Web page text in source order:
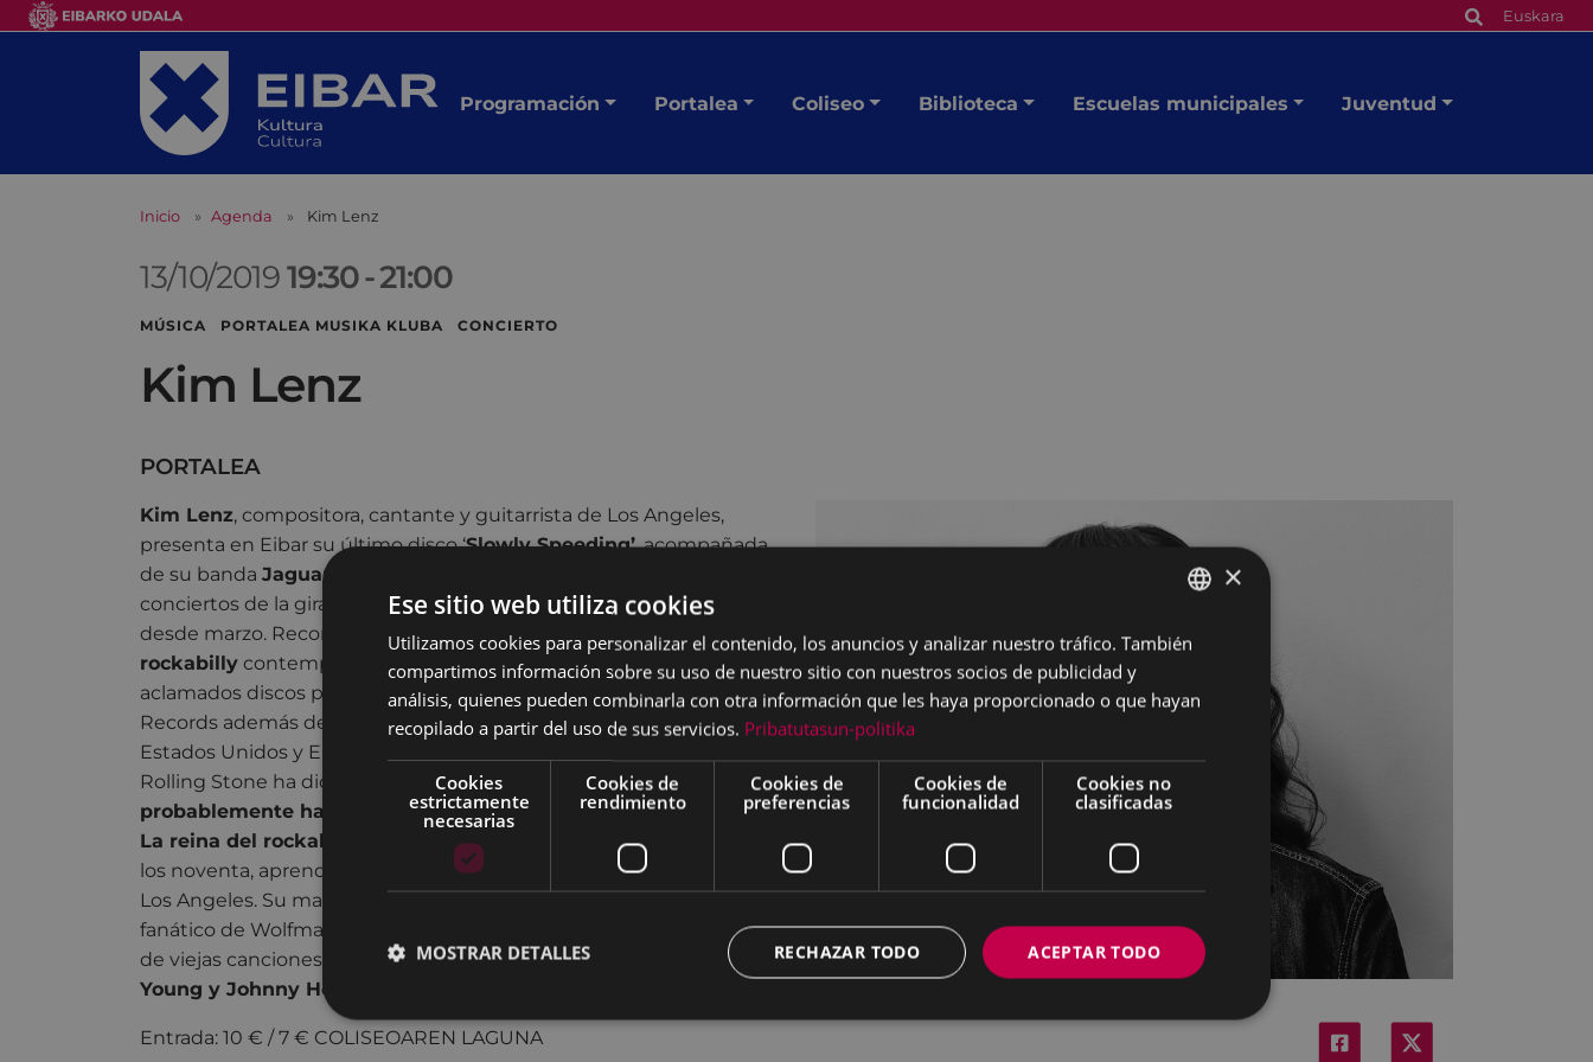
Euskara
Programación Portalea Coliseo Biblioteca Escuelas municipales Juventud
Inicio Agenda Kim Lenz
13/10/201919:30-21:00
MÚSICA PORTALEA MUSIKA KLUBA CONCIERTO
Kim Lenz
PORTALEA
Kim Lenz, compositora, cantante y guitarrista de Los Angeles,
presenta en Eibar su último disco ‘Slowly Speeding’, acompañada
de su banda Jaguars
conciertos de la gira que está realizando por toda la geografía
desde marzo. Reconocida como una de las figuras destacadas del
rockabilly contemporáneo, Lenz ha firmado hasta el momento
aclamados discos para sellos prestigiosos como Hightone o Riley
Records además de recibir efusivas críticas en sus giras por los
Estados Unidos y Europa. La edición norteamericana de la revista
Rolling Stone ha dicho de ella “
si Elvis hubiera sido una mujer,
probablemente habría sonado como Kim Lenz.”
La reina del rockabilly
Kim Lenz desde mediados de la década de
los noventa, aprendió sobre buena música desde su juventud en
Los Angeles. Su madre montaba en rodeos, su padre era un
fanático de Wolfman Jack, y ella creció escuchando las grabaciones
de viejas canciones de
Janis Martin, Wanda Jackson, Faron
Young y Johnny Horton.
Entrada: 10 € / 7 € COLISEOAREN LAGUNA
BASQUE
×
Ese sitio web utiliza cookies
Utilizamos cookies para personalizar el contenido, los anuncios y analizar nuestro tráfico. También
compartimos información sobre su uso de nuestro sitio con nuestros socios de publicidad y
análisis, quienes pueden combinarla con otra información que les haya proporcionado o que hayan
recopilado a partir del uso de sus servicios. Pribatutasun-politika
Cookies
estrictamente
necesarias
Cookies de
rendimiento
Cookies de
preferencias
Cookies de
funcionalidad
Cookies no
clasificadas
ACEPTAR TODO
RECHAZAR TODO
MOSTRAR DETALLES